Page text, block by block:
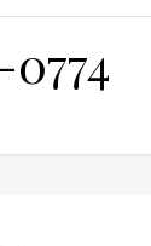
0774